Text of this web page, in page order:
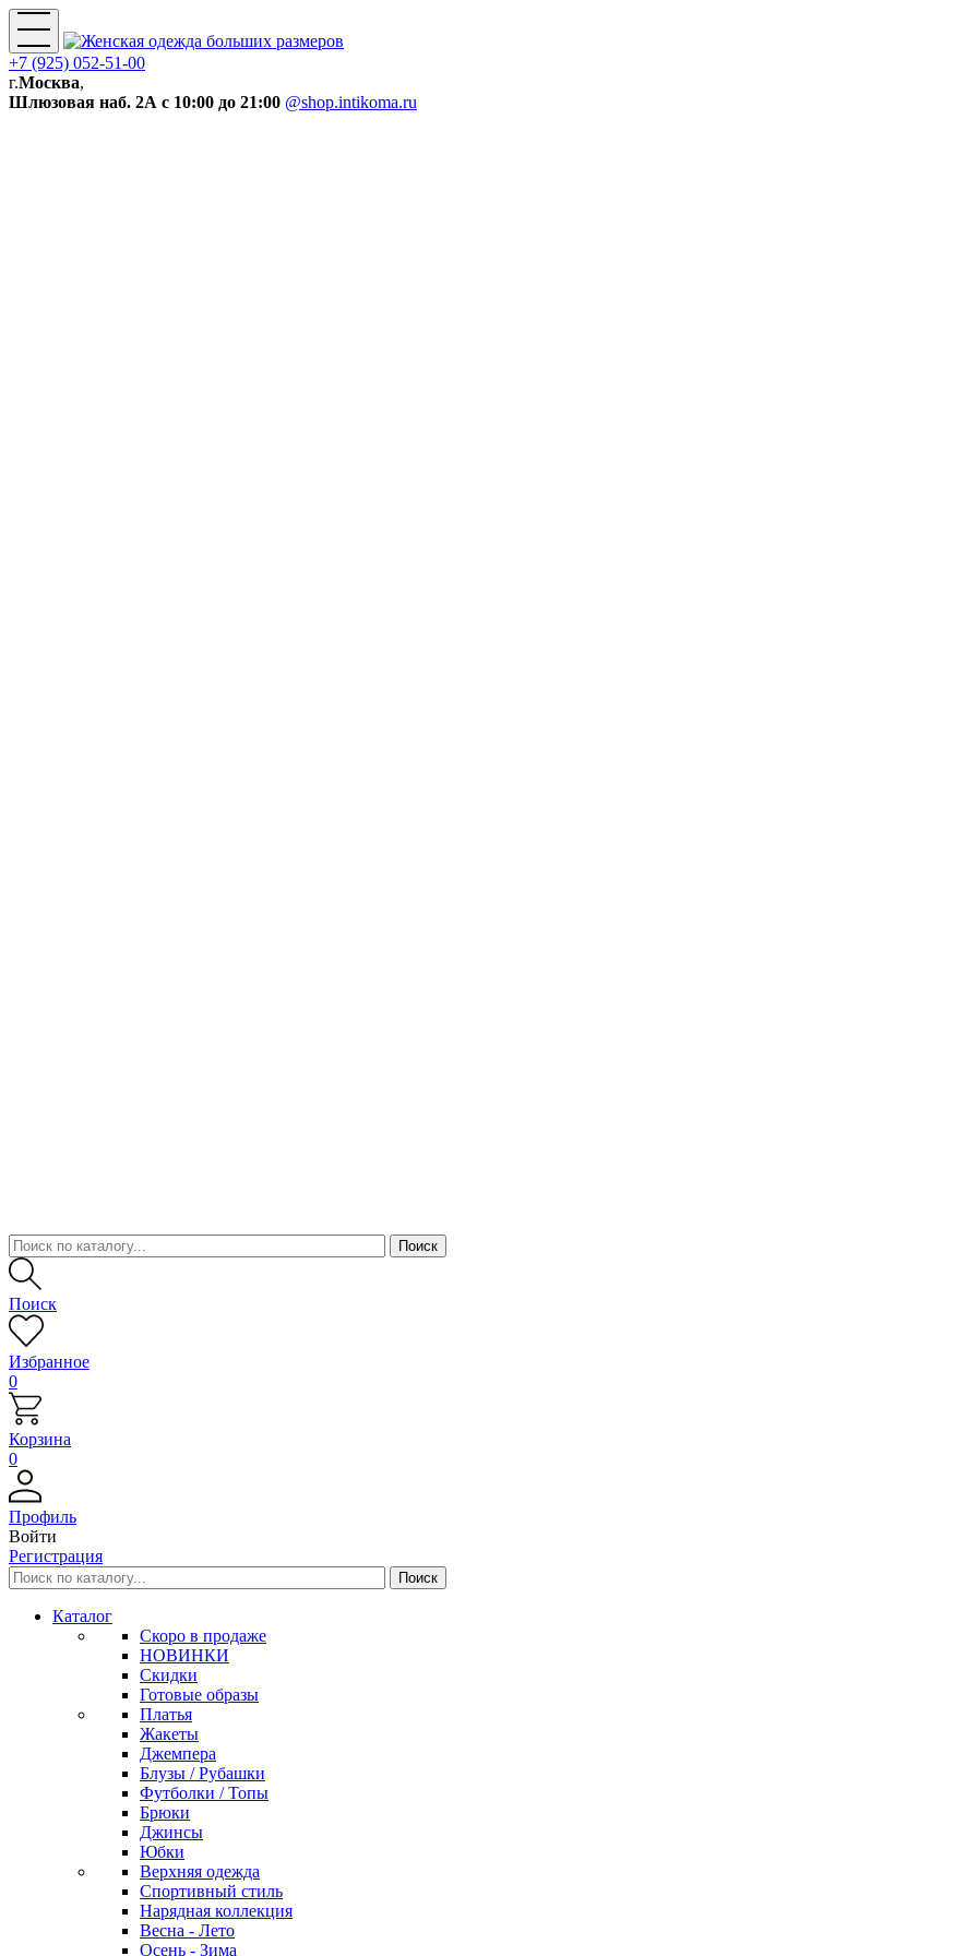
+7 (925) 052-51-00
г.Москва,
Шлюзовая наб. 2А с 10:00 до 21:00 @shop.intikoma.ru
Поиск
Избранное
0
Корзина
0
Профиль
Войти
Регистрация
Каталог
Скоро в продаже
НОВИНКИ
Скидки
Готовые образы
Платья
Жакеты
Джемпера
Блузы / Рубашки
Футболки / Топы
Брюки
Джинсы
Юбки
Верхняя одежда
Спортивный стиль
Нарядная коллекция
Весна - Лето
Осень - Зима